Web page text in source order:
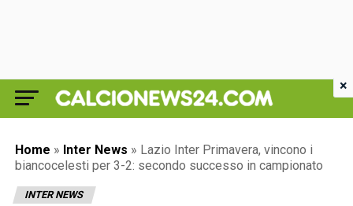
Home » Inter News » Lazio Inter Primavera, vincono i
biancocelesti per 3-2: secondo successo in campionato
INTER NEWS
×